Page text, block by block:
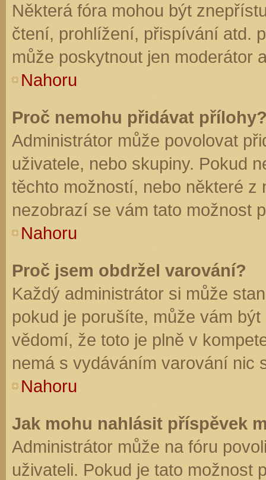
Některá fóra mohou být
čtení, prohlížení, přispívání atd.
může poskytnout jen moderátor
Nahoru
Proč nemohu přidávat
Administrátor může povolovat
uživatele, nebo skupiny. Pokud
těchto možností, nebo některé z
nezobrazí se vám tato možnost
Nahoru
Proč jsem obdržel varování?
Každý administrátor si může
pokud je porušíte, může vám
vědomí, že toto je plně v
nemá s vydáváním varování nic
Nahoru
Jak mohu nahlásit příspěvek
Administrátor může na fóru
uživateli. Pokud je tato možnost